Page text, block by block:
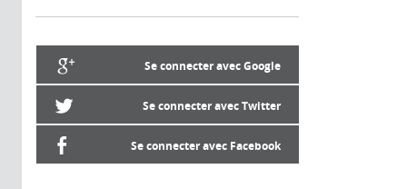
Se connecter avec Google
Se connecter avec Twitter
Se connecter avec Facebook